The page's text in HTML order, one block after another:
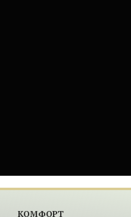
КОМФОРТ